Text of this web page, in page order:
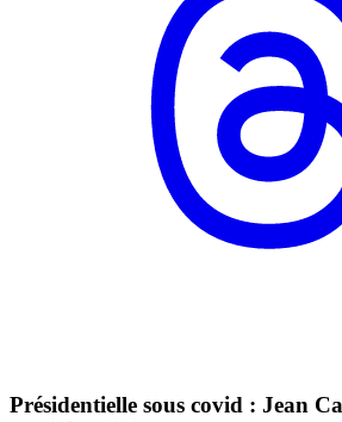
Présidentielle sous covid : Jean